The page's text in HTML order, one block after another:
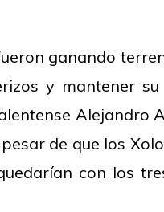
ganando
y mantener
Alejandro
de que los
con los